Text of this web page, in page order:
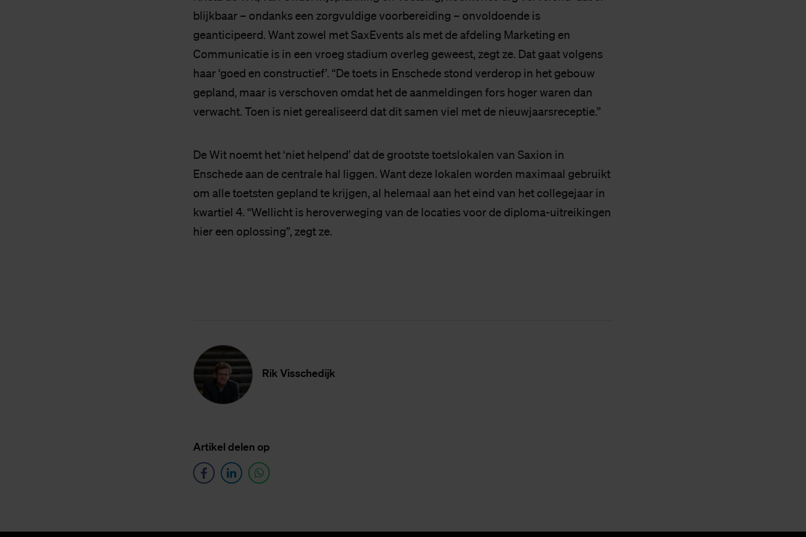
blijkbaar – ondanks een zorgvuldige voorbereiding – onvoldoende is
geanticipeerd. Want zowel met SaxEvents als met de afdeling Marketing en
Communicatie is in een vroeg stadium overleg geweest, zegt ze. Dat gaat volgens
haar ‘goed en constructief’. “De toets in Enschede stond verderop in het gebouw
gepland, maar is verschoven omdat het de aanmeldingen fors hoger waren dan
verwacht. Toen is niet gerealiseerd dat dit samen viel met de nieuwjaarsreceptie.”
De Wit noemt het ‘niet helpend’ dat de grootste toetslokalen van Saxion in
Enschede aan de centrale hal liggen. Want deze lokalen worden maximaal gebruikt
om alle toetsten gepland te krijgen, al helemaal aan het eind van het collegejaar in
kwartiel 4. “Wellicht is heroverweging van de locaties voor de diploma-uitreikingen
hier een oplossing”, zegt ze.
Rik Vis­sche­dijk
Ar­ti­kel de­len op